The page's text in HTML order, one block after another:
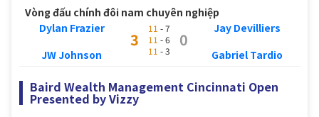
Vòng đấu chính đôi nam chuyên nghiệp
Dylan Frazier
JW Johnson
3
11 - 7
11 - 6
11 - 3
0
Jay Devilliers
Gabriel Tardio
Baird Wealth Management Cincinnati Open
Presented by Vizzy